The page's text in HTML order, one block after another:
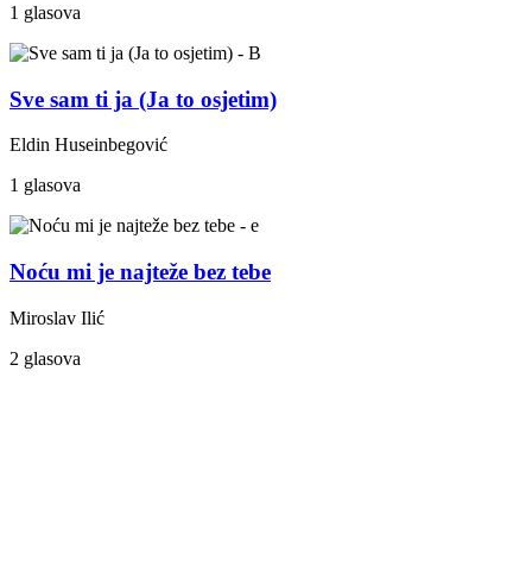
1 glasova
Sve sam ti ja (Ja to osjetim)
Eldin Huseinbegović
1 glasova
Noću mi je najteže bez tebe
Miroslav Ilić
2 glasova